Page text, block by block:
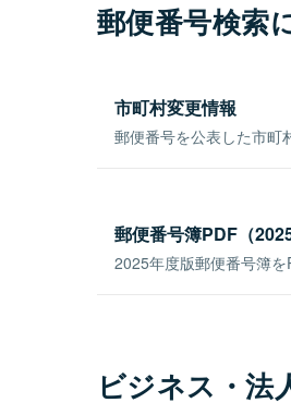
郵便番号検索
市町村変更情報
郵便番号を公表した市町
郵便番号簿PDF（
2025年度版郵便番号簿を
ビジネス・法